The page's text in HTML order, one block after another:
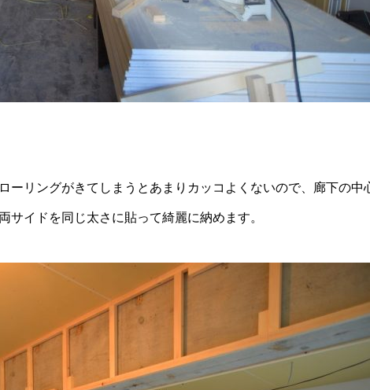
ーリングがきてしまうとあまりカッコよくないので、廊下の中
イドを同じ太さに貼って綺麗に納めます。